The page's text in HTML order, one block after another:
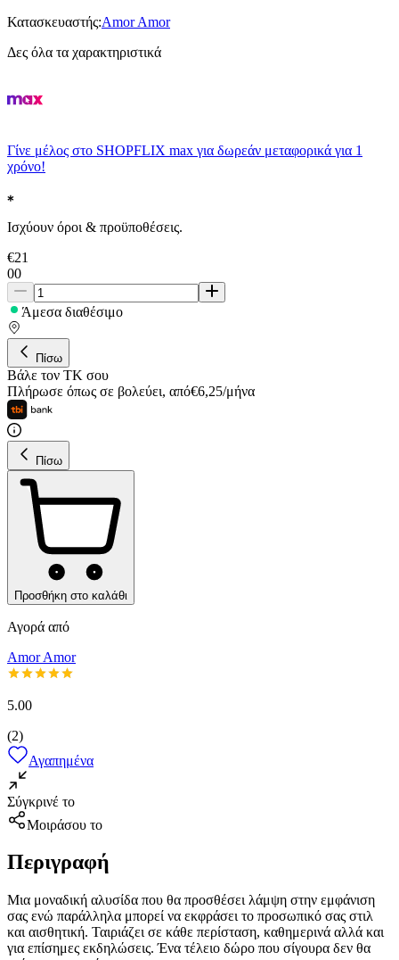
Κατασκευαστής:Amor Amor
Δες όλα τα χαρακτηριστικά
Γίνε μέλος στο SHOPFLIX max για δωρεάν μεταφορικά για 1
χρόνο!
Ισχύουν όροι & προϋποθέσεις.
€21
00
Άμεσα διαθέσιμο
Πίσω
Βάλε τον ΤΚ σου
Πλήρωσε όπως σε βολεύει, από€6,25/μήνα
Πίσω
Προσθήκη στο καλάθι
Αγορά από
Amor Amor
5.00
(2)
Αγαπημένα
Σύγκρινέ το
Μοιράσου το
Περιγραφή
Μια μοναδική αλυσίδα που θα προσθέσει λάμψη στην εμφάνιση
σας ενώ παράλληλα μπορεί να εκφράσει το προσωπικό σας στιλ
και αισθητική. Ταιριάζει σε κάθε περίσταση, καθημερινά αλλά και
για επίσημες εκδηλώσεις. Ένα τέλειο δώρο που σίγουρα δεν θα